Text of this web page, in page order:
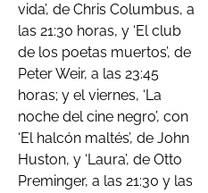
vida’, de Chris Columbus, a
las 21:30 horas, y ‘El club
de los poetas muertos’, de
Peter Weir, a las 23:45
horas; y el viernes, ‘La
noche del cine negro’, con
‘El halcón maltés’, de John
Huston, y ‘Laura’, de Otto
Preminger, a las 21:30 y las